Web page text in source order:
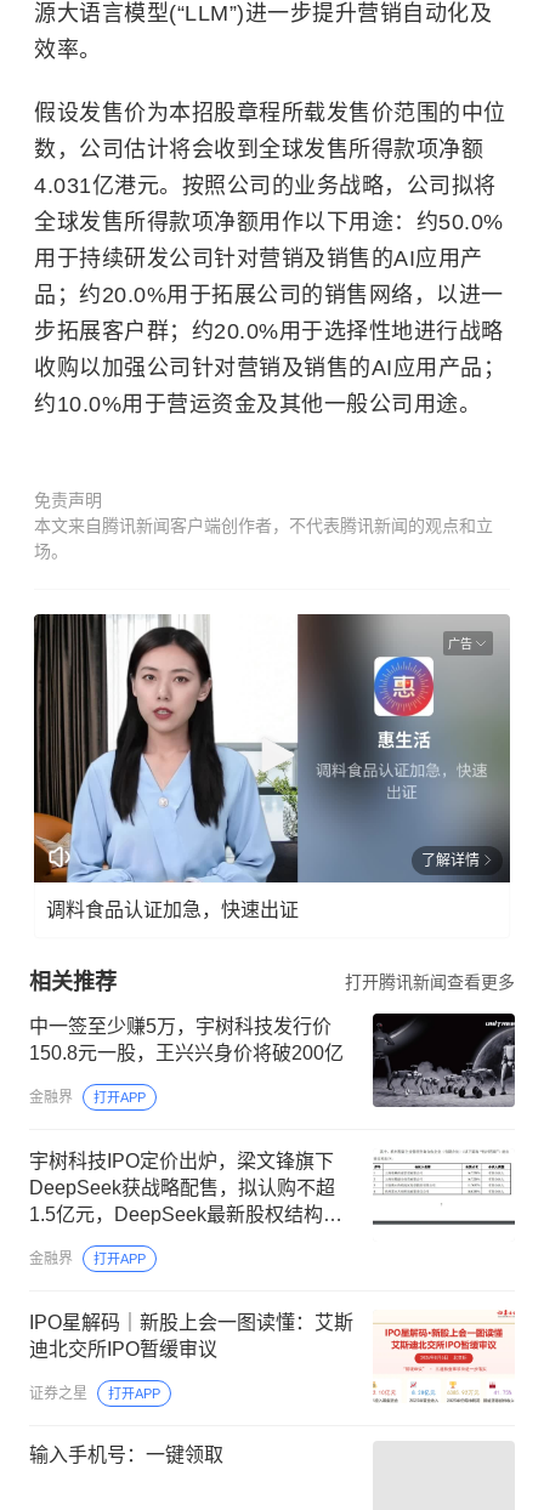
源大语言模型(“LLM”)进一步提升营销自动化及
效率。
假设发售价为本招股章程所载发售价范围的中位
数，公司估计将会收到全球发售所得款项净额
4.031亿港元。按照公司的业务战略，公司拟将
全球发售所得款项净额用作以下用途：约50.0%
用于持续研发公司针对营销及销售的AI应用产
品；约20.0%用于拓展公司的销售网络，以进一
步拓展客户群；约20.0%用于选择性地进行战略
收购以加强公司针对营销及销售的AI应用产品；
约10.0%用于营运资金及其他一般公司用途。
免责声明
本文来自腾讯新闻客户端创作者，不代表腾讯新闻的观点和立
场。
广告
了解详情
调料食品认证加急，快速出证
相关推荐 打开腾讯新闻查看更多
中一签至少赚5万，宇树科技发行价
150.8元一股，王兴兴身价将破200亿
金融界 打开APP
宇树科技IPO定价出炉，梁文锋旗下
DeepSeek获战略配售，拟认购不超
1.5亿元，DeepSeek最新股权结构被
曝光，梁文锋直接持有DeepSeek31%
股权，价值超1550亿元
金融界 打开APP
IPO星解码｜新股上会一图读懂：艾斯
迪北交所IPO暂缓审议
证券之星 打开APP
输入手机号：一键领取